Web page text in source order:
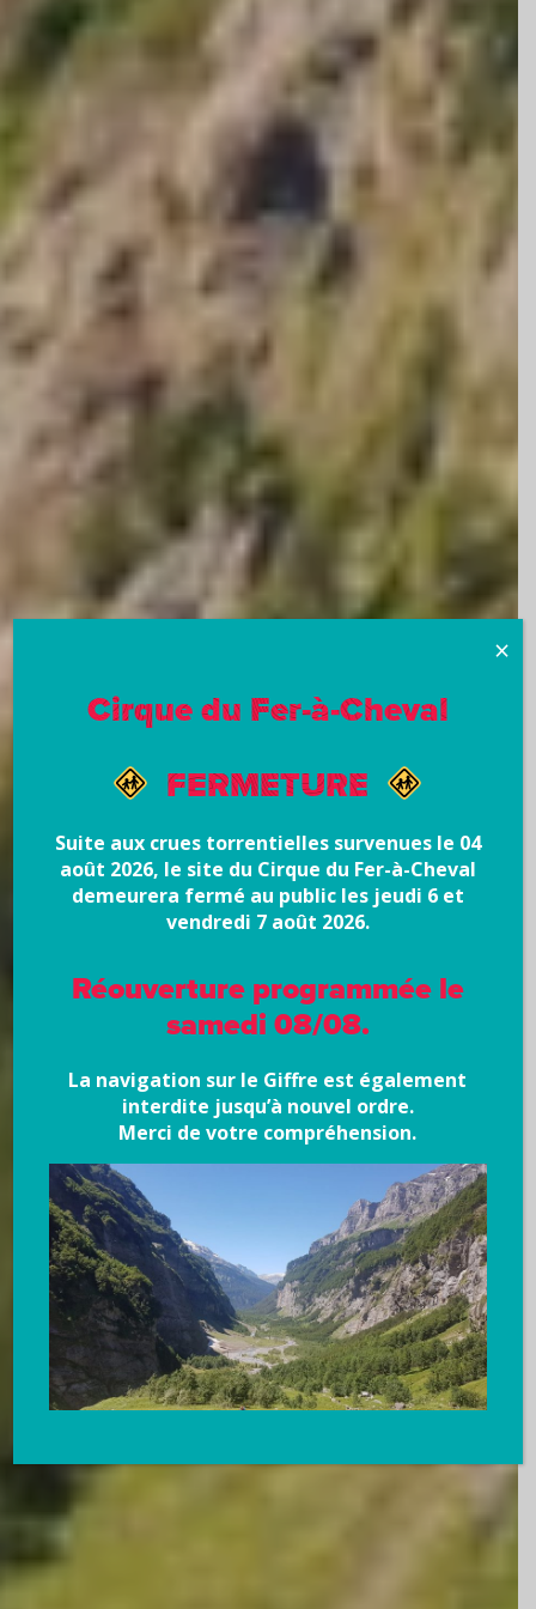
Cirque du Fer-à-Cheval
FERMETURE
Suite aux crues torrentielles survenues le 04
août 2026, le site du Cirque du Fer-à-Cheval
demeurera fermé au public les jeudi 6 et
vendredi 7 août 2026.
Réouverture programmée le
samedi 08/08.
La navigation sur le Giffre est également
interdite jusqu’à nouvel ordre.
Merci de votre compréhension.
×